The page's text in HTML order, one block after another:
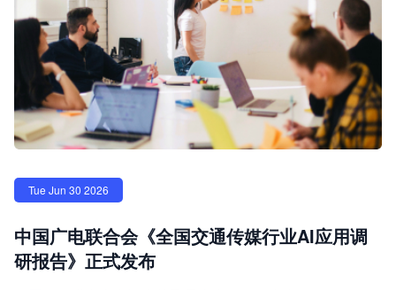
Tue Jun 30 2026
中国广电联合会《全国交通传媒行业AI应用调
研报告》正式发布